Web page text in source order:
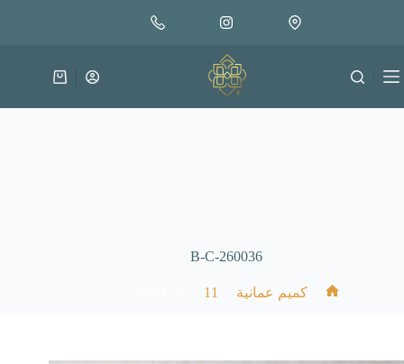
متوفر في المخزون
إضافة إلى السلة
عربة
B-C-260036
كميم عمانية 11